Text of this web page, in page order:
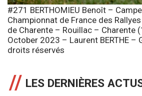
#271 BERTHOMIEU Benoît –
Championnat de France des
de Charente – Rouillac – Charente
October 2023 – Laurent BERTHE –
droits réservés
LES DERNIÈRES